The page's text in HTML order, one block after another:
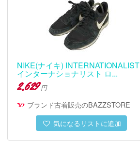
NIKE(ナイキ) INTERNATIONALIST
インターナショナリスト ロ...
2,629 円
ブランド古着販売のBAZZSTORE
気になるリストに追加